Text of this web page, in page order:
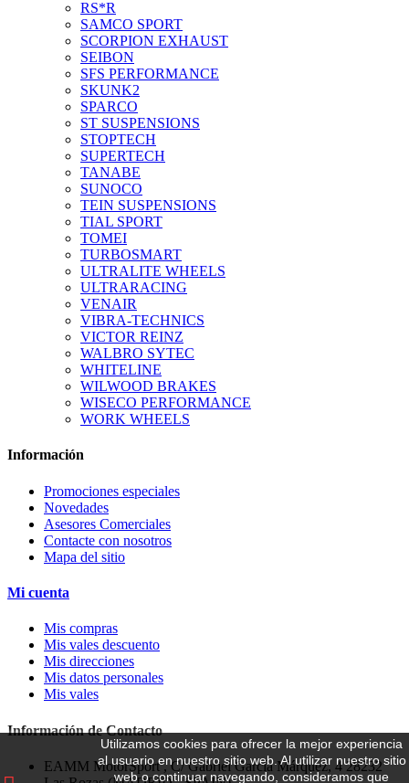
RS*R
SAMCO SPORT
SCORPION EXHAUST
SEIBON
SFS PERFORMANCE
SKUNK2
SPARCO
ST SUSPENSIONS
STOPTECH
SUPERTECH
TANABE
SUNOCO
TEIN SUSPENSIONS
TIAL SPORT
TOMEI
TURBOSMART
ULTRALITE WHEELS
ULTRARACING
VENAIR
VIBRA-TECHNICS
VICTOR REINZ
WALBRO SYTEC
WHITELINE
WILWOOD BRAKES
WISECO PERFORMANCE
WORK WHEELS
Información
Promociones especiales
Novedades
Asesores Comerciales
Contacte con nosotros
Mapa del sitio
Mi cuenta
Mis compras
Mis vales descuento
Mis direcciones
Mis datos personales
Mis vales
Información de Contacto
EAMM MotorSport , C/ Gabriel García Márquez, 4 28232
Utilizamos cookies para ofrecer la mejor experiencia
al usuario en nuestro sitio web.Al utilizar nuestro sitio
web o continuar navegando, consideramos que